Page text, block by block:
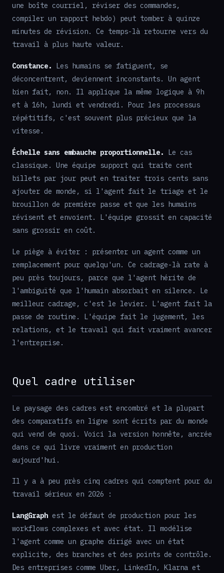
une boîte courriel, réviser des commandes,
compiler un rapport hebdo) peut tomber à quinze
minutes de révision. Ce temps-là retourne vers du
travail à plus haute valeur.
Constance.
Les humains se fatiguent, se
déconcentrent, deviennent inconstants. Un agent
bien fait, non. Il applique la même logique à 9h
et à 16h, lundi et vendredi. Pour les processus
répétitifs, c'est souvent plus précieux que la
vitesse.
Échelle sans embauche proportionnelle.
Le cas
classique. Une équipe support qui traite cent
billets par jour peut en traiter trois cents sans
ajouter de monde, si l'agent fait le triage et le
brouillon de première passe et que les humains
révisent et envoient. L'équipe grossit en capacité
sans grossir en coût.
Le piège à éviter : présenter un agent comme un
remplacement pour quelqu'un. Ce cadrage-là rate à
peu près toujours, parce que l'agent hérite de
l'ambiguïté que l'humain absorbait en silence. Le
meilleur cadrage, c'est le levier. L'agent fait la
passe de routine. L'équipe fait le jugement, les
relations, et le travail qui fait vraiment avancer
l'entreprise.
Quel cadre utiliser
Le paysage des cadres est encombré et la plupart
des comparatifs en ligne sont écrits par du monde
qui vend de quoi. Voici la version honnête, ancrée
dans ce qui livre vraiment en production
aujourd'hui.
Il y a à peu près cinq cadres qui comptent pour du
travail sérieux en 2026 :
LangGraph est le défaut de production pour les
workflows complexes et avec état. Il modélise
l'agent comme un graphe dirigé avec un état
explicite, des branches et des points de contrôle.
Des entreprises comme Uber, LinkedIn, Klarna et